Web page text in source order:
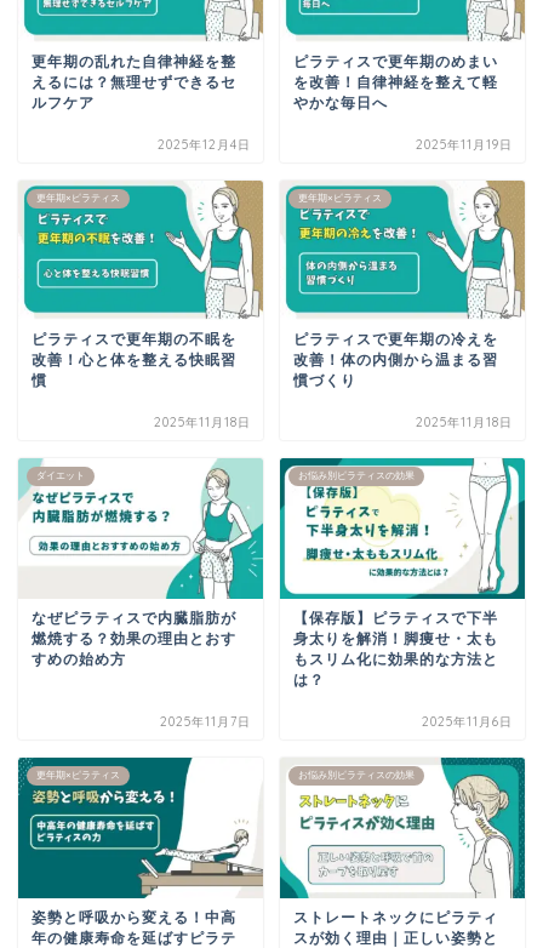
更年期の乱れた自律神経を整
えるには？無理せずできるセ
ルフケア
2025年12月4日
ピラティスで更年期のめまい
を改善！自律神経を整えて軽
やかな毎日へ
2025年11月19日
更年期×ピラティス
ピラティスで更年期の不眠を
改善！心と体を整える快眠習
慣
2025年11月18日
更年期×ピラティス
ピラティスで更年期の冷えを
改善！体の内側から温まる習
慣づくり
2025年11月18日
ダイエット
なぜピラティスで内臓脂肪が
燃焼する？効果の理由とおす
すめの始め方
2025年11月7日
お悩み別ピラティスの効果
【保存版】ピラティスで下半
身太りを解消！脚痩せ・太も
もスリム化に効果的な方法と
は？
2025年11月6日
更年期×ピラティス
姿勢と呼吸から変える！中高
年の健康寿命を延ばすピラテ
お悩み別ピラティスの効果
ストレートネックにピラティ
スが効く理由｜正しい姿勢と